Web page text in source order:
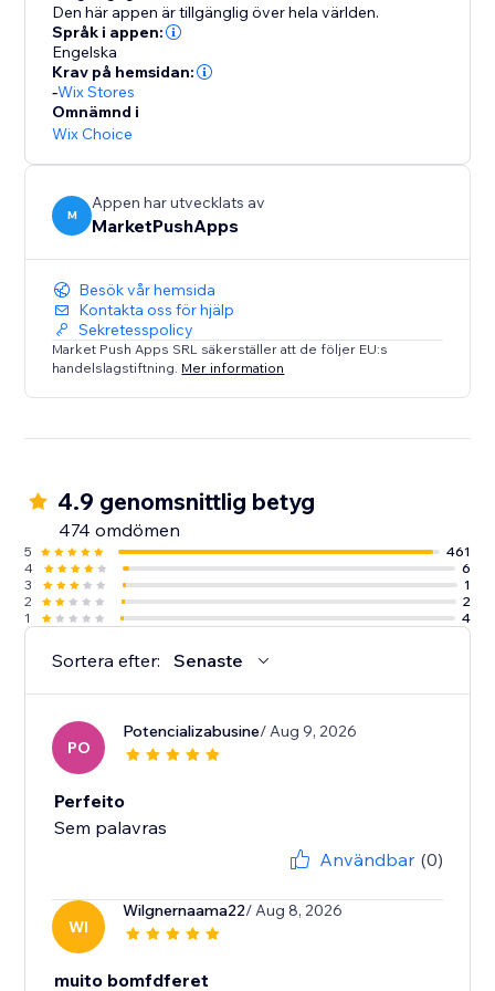
allt skapat av AI.
Den här appen är tillgänglig över hela världen.
Språk i appen:
Engelska
Krav på hemsidan:
-Wix Stores
Omnämnd i
Wix Choice
M
Appen har utvecklats av
MarketPushApps
Besök vår hemsida
Kontakta oss för hjälp
Sekretesspolicy
Market Push Apps SRL säkerställer att de följer EU:s
handelslagstiftning. Mer information
4.9 genomsnittlig betyg
474 omdömen
5
461
4
6
3
1
2
2
1
4
Sortera efter: Senaste
PO
Potencializabusine/ Aug 9, 2026
Perfeito
Sem palavras
Användbar (0)
WI
Wilgnernaama22/ Aug 8, 2026
muito bomfdferet